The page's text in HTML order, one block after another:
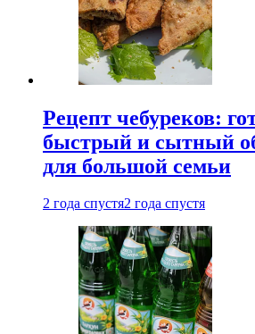
Рецепт чебуреков:
быстрый и сытный
для большой семьи
2 года спустя2 года спустя